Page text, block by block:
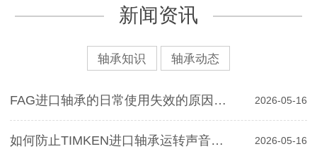
新闻资讯
轴承知识 轴承动态
FAG进口轴承的日常使用失效的原因分析 2026-05-16
如何防止TIMKEN进口轴承运转声音对寿命影响 2026-05-16